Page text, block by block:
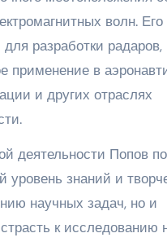
волн. Его
разработки радаров,
применение в
и других отраслях
деятельности Попов
уровень знаний и
научных задач, но и
к исследованию